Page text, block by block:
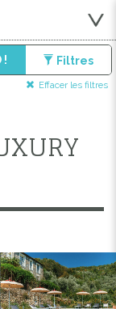
! Filtres
Effacer les filtres